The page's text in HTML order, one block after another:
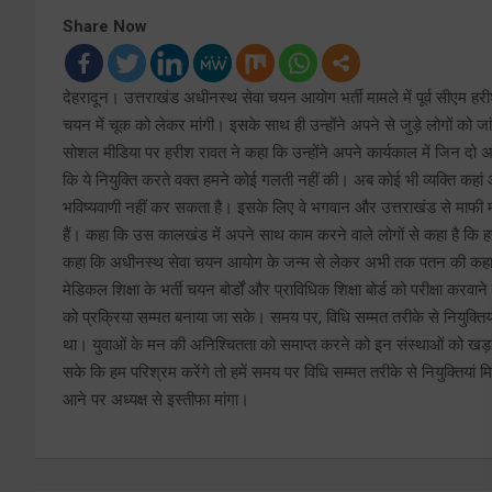
Share Now
देहरादून। उत्तराखंड अधीनस्थ सेवा चयन आयोग भर्ती मामले में पूर्व सीएम
चयन में चूक को लेकर मांगी। इसके साथ ही उन्होंने अपने से जुड़े लोगों को
सोशल मीडिया पर हरीश रावत ने कहा कि उन्होंने अपने कार्यकाल में जिन
कि ये नियुक्ति करते वक्त हमने कोई गलती नहीं की। अब कोई भी व्यक्ति
भविष्यवाणी नहीं कर सकता है। इसके लिए वे भगवान और उत्तराखंड से
हैं। कहा कि उस कालखंड में अपने साथ काम करने वाले लोगों से कहा है कि
कहा कि अधीनस्थ सेवा चयन आयोग के जन्म से लेकर अभी तक पतन की
मेडिकल शिक्षा के भर्ती चयन बोर्डों और प्राविधिक शिक्षा बोर्ड को परीक्षा
को प्रक्रिया सम्मत बनाया जा सके। समय पर, विधि सम्मत तरीके से
था। युवाओं के मन की अनिश्चितता को समाप्त करने को इन संस्थाओं को खड़ा
सके कि हम परिश्रम करेंगे तो हमें समय पर विधि सम्मत तरीके से नियुक्तियां
आने पर अध्यक्ष से इस्तीफा मांगा।